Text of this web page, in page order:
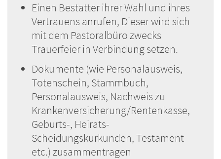
Einen Bestatter ihrer Wahl und ihres
Vertrauens anrufen, Dieser wird sich
mit dem Pastoralbüro zwecks
Trauerfeier in Verbindung setzen.
Dokumente (wie Personalausweis,
Totenschein, Stammbuch,
Personalausweis, Nachweis zu
Krankenversicherung/Rentenkasse,
Geburts-, Heirats-
Scheidungskurkunden, Testament
etc.) zusammentragen